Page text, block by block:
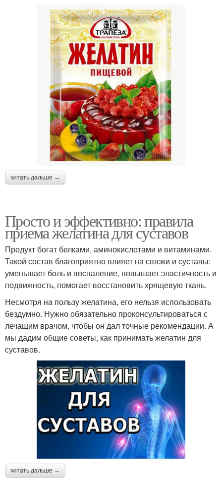
читать дальше →
Просто и эффективно: правила
приема желатина для суставов
Продукт богат белками, аминокислотами и витаминами.
Такой состав благоприятно влияет на связки и суставы:
уменьшает боль и воспаление, повышает эластичность и
подвижность, помогает восстановить хрящевую ткань.
Несмотря на пользу желатина, его нельзя использовать
бездумно. Нужно обязательно проконсультироваться с
лечащим врачом, чтобы он дал точные рекомендации. А
мы дадим общие советы, как принимать желатин для
суставов.
читать дальше →